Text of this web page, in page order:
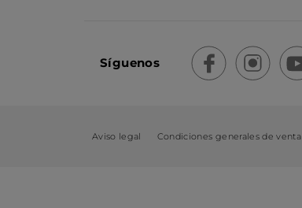
Síguenos
Aviso legal Condiciones generales de venta